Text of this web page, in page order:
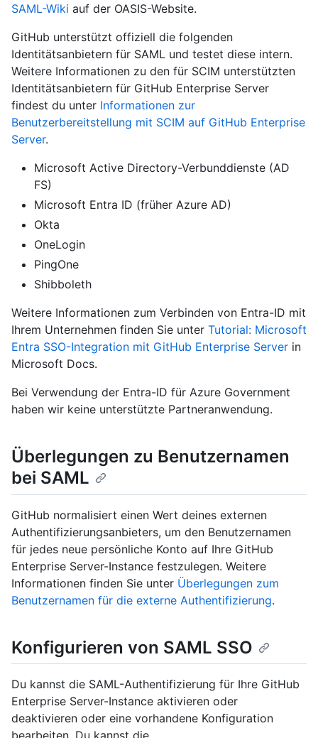
SAML-Wiki auf der OASIS-Website.
GitHub unterstützt offiziell die folgenden
Identitätsanbietern für SAML und testet diese intern.
Weitere Informationen zu den für SCIM unterstützten
Identitätsanbietern für GitHub Enterprise Server
findest du unter Informationen zur
Benutzerbereitstellung mit SCIM auf GitHub Enterprise
Server.
Microsoft Active Directory-Verbunddienste (AD
FS)
Microsoft Entra ID (früher Azure AD)
Okta
OneLogin
PingOne
Shibboleth
Weitere Informationen zum Verbinden von Entra-ID mit
Ihrem Unternehmen finden Sie unter Tutorial: Microsoft
Entra SSO-Integration mit GitHub Enterprise Server in
Microsoft Docs.
Bei Verwendung der Entra-ID für Azure Government
haben wir keine unterstützte Partneranwendung.
Überlegungen zu Benutzernamen
bei SAML
GitHub normalisiert einen Wert deines externen
Authentifizierungsanbieters, um den Benutzernamen
für jedes neue persönliche Konto auf Ihre GitHub
Enterprise Server-Instance festzulegen. Weitere
Informationen finden Sie unter Überlegungen zum
Benutzernamen für die externe Authentifizierung.
Konfigurieren von SAML SSO
Du kannst die SAML-Authentifizierung für Ihre GitHub
Enterprise Server-Instance aktivieren oder
deaktivieren oder eine vorhandene Konfiguration
bearbeiten. Du kannst die